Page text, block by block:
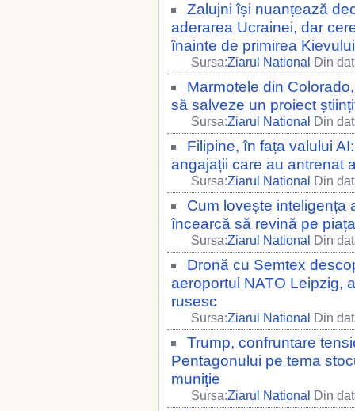
Zalujni își nuanțează
aderarea Ucrainei, dar
înainte de primirea Kievului
Sursa:Ziarul National Din
Marmotele din
să salveze un proiect
Sursa:Ziarul National Din
Filipine, în fața valului
angajații care au antrenat
Sursa:Ziarul National Din
Cum lovește inteligența
încearcă să revină pe
Sursa:Ziarul National Din
Dronă cu Semtex
aeroportul NATO Leipzig,
rusesc
Sursa:Ziarul National Din
Trump, confruntare
Pentagonului pe tema
muniţie
Sursa:Ziarul National Din